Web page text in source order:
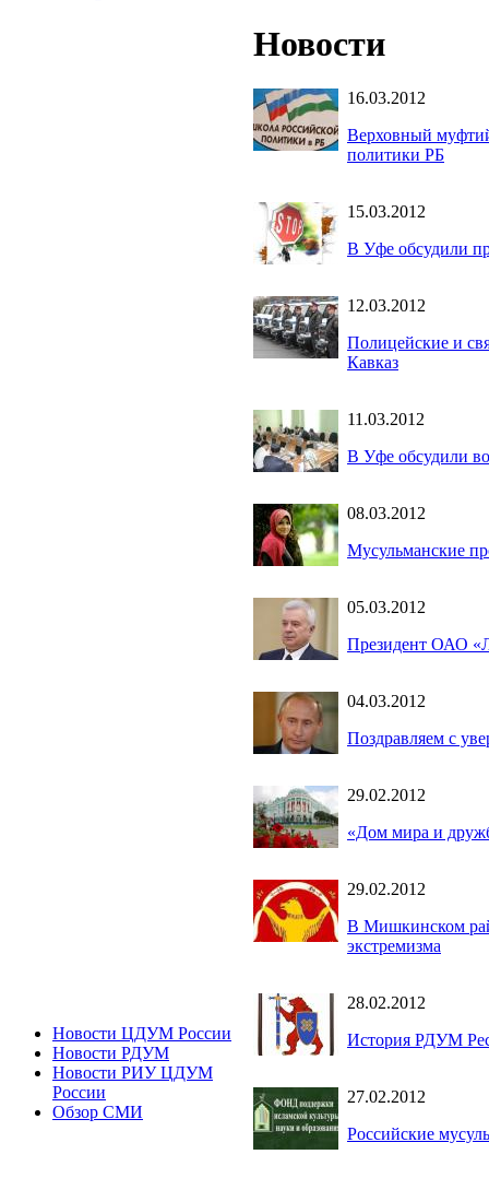
Новости ЦДУМ России
Новости РДУМ
Новости РИУ ЦДУМ
России
Обзор СМИ
Новости
16.03.2012
Верховный
политики РБ
15.03.2012
В Уфе обсудили
12.03.2012
Полицейские и
Кавказ
11.03.2012
В Уфе обсудили
08.03.2012
Мусульманские
05.03.2012
Президент ОАО
04.03.2012
Поздравляем с
29.02.2012
«Дом мира и
29.02.2012
В Мишкинском
экстремизма
28.02.2012
История РДУМ
27.02.2012
Российские